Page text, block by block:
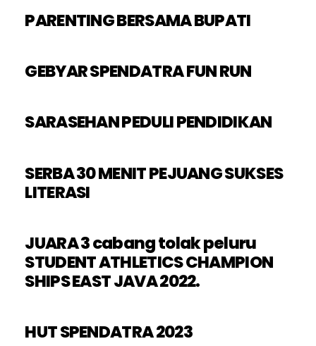
PARENTING BERSAMA BUPATI
GEBYAR SPENDATRA FUN RUN
SARASEHAN PEDULI PENDIDIKAN
SERBA 30 MENIT PEJUANG SUKSES
LITERASI
JUARA 3 cabang tolak peluru
STUDENT ATHLETICS CHAMPION
SHIPS EAST JAVA 2022.
HUT SPENDATRA 2023